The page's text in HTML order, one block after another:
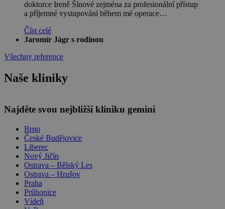
doktorce Ireně Šínové zejména za profesionální přístup
a příjemné vystupování během mé operace…
Číst celé
Jaromír Jágr s rodinou
Všechny reference
Naše kliniky
Najděte svou nejbližší kliniku gemini
Brno
České Budějovice
Liberec
Nový Jičín
Ostrava – Bělský Les
Ostrava – Hrušov
Praha
Průhonice
Vídeň